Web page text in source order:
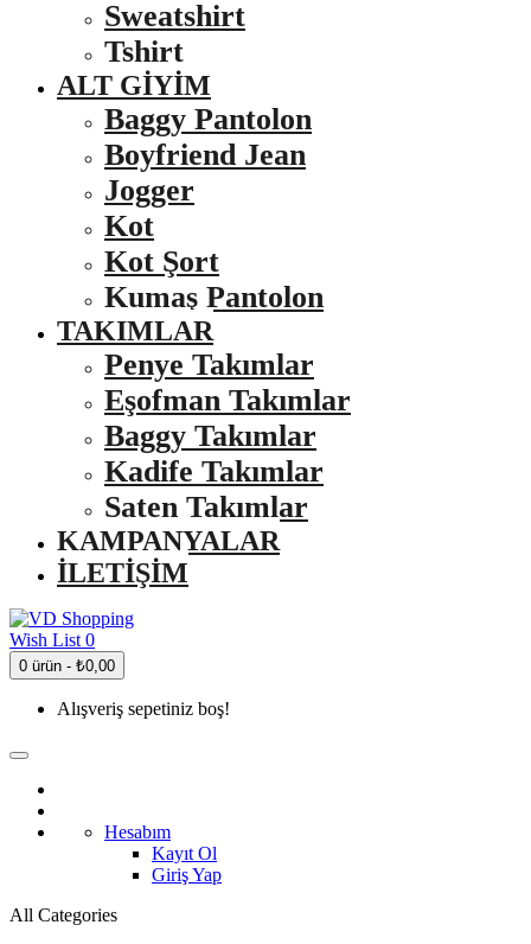
Sweatshirt
Tshirt
ALT GIYIM
Baggy Pantolon
Boyfriend Jean
Jogger
Kot
Kot Şort
Kumaş Pantolon
TAKIMLAR
Penye Takımlar
Eşofman Takımlar
Baggy Takımlar
Kadife Takımlar
Saten Takımlar
KAMPANYALAR
İLETIŞIM
Wish List 0
0 ürün - ₺0,00
Alışveriş sepetiniz boş!
Hesabım
Kayıt Ol
Giriş Yap
All Categories